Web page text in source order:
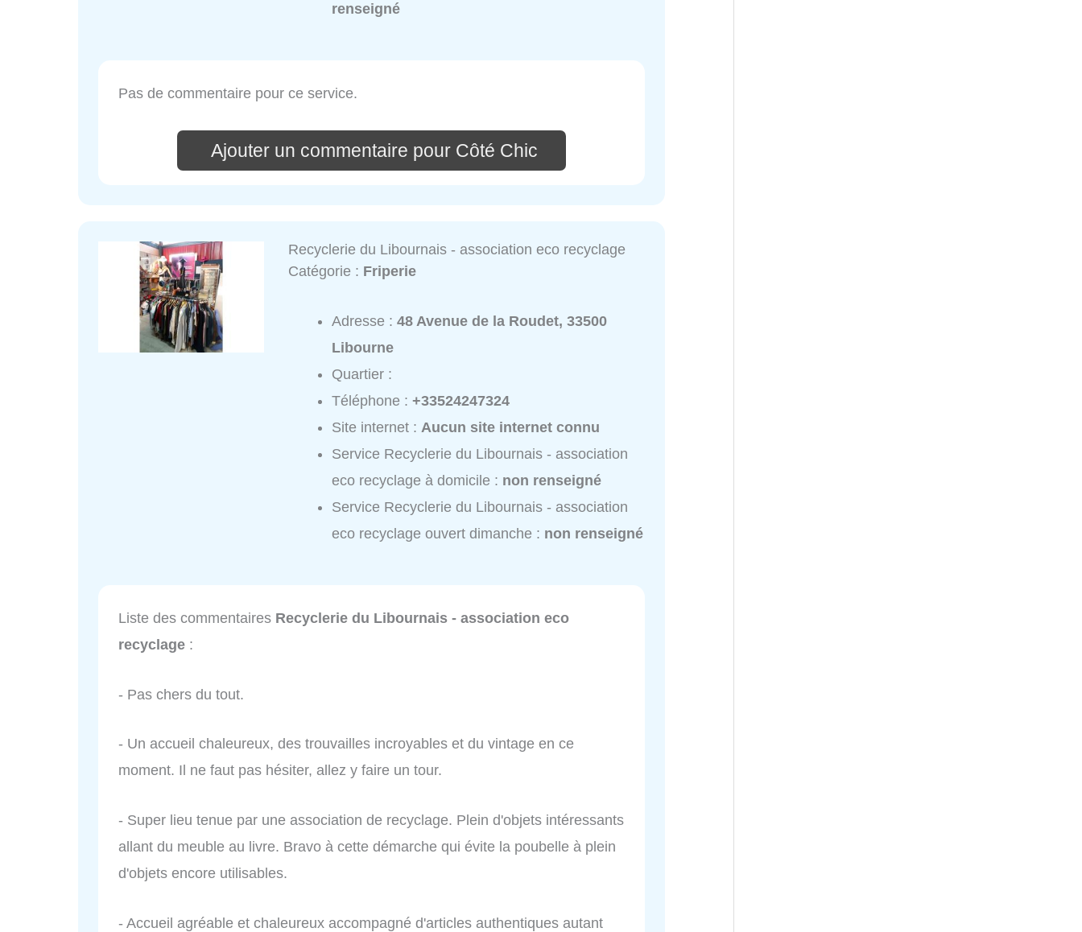
renseigné
Pas de commentaire pour ce service.
Ajouter un commentaire pour Côté Chic
Recyclerie du Libournais - association eco recyclage
Catégorie : Friperie
Adresse :48 Avenue de la Roudet, 33500
Libourne
Quartier :
Téléphone :+33524247324
Site internet : Aucun site internet connu
Service Recyclerie du Libournais - association
eco recyclage à domicile : non renseigné
Service Recyclerie du Libournais - association
eco recyclage ouvert dimanche : non renseigné
Liste des commentaires Recyclerie du Libournais - association eco
recyclage :
- Pas chers du tout.
- Un accueil chaleureux, des trouvailles incroyables et du vintage en ce
moment. Il ne faut pas hésiter, allez y faire un tour.
- Super lieu tenue par une association de recyclage. Plein d'objets intéressants
allant du meuble au livre. Bravo à cette démarche qui évite la poubelle à plein
d'objets encore utilisables.
- Accueil agréable et chaleureux accompagné d'articles authentiques autant